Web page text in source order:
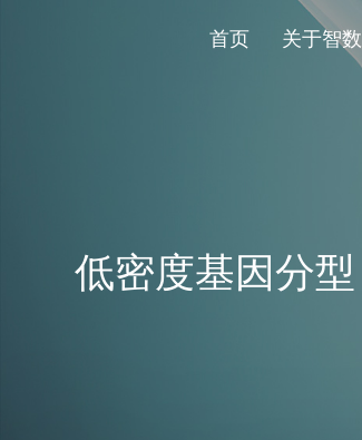
首页 关于智数
低密度基因分型